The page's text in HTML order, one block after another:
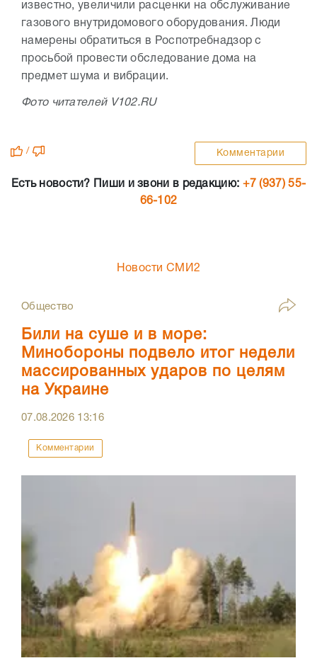
известно, увеличили расценки на обслуживание
газового внутридомового оборудования. Люди
намерены обратиться в Роспотребнадзор с
просьбой провести обследование дома на
предмет шума и вибрации.
Фото читателей V102.RU
/ Комментарии
Есть новости? Пиши и звони в редакцию: +7 (937) 55-
66-102
Новости СМИ2
Общество
Били на суше и в море:
Минобороны подвело итог недели
массированных ударов по целям
на Украине
07.08.2026 13:16
Комментарии